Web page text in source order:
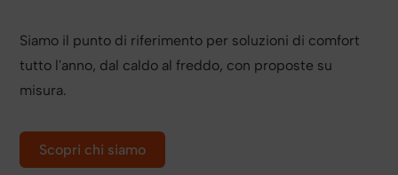
Siamo il punto di riferimento per soluzioni di comfort
tutto l'anno, dal caldo al freddo, con proposte su
misura.
Scopri chi siamo